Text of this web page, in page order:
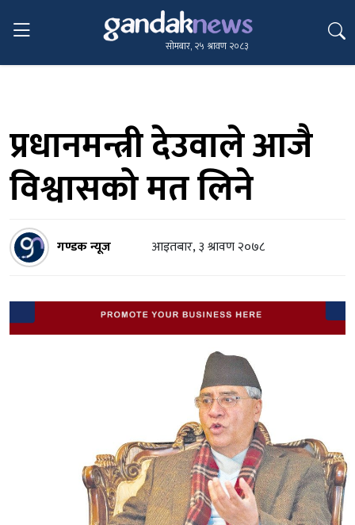
सोमबार, २५ श्रावण २०८३
प्रधानमन्त्री देउवाले आजै
विश्वासको मत लिने
गण्डक न्यूज आइतबार, ३ श्रावण २०७८